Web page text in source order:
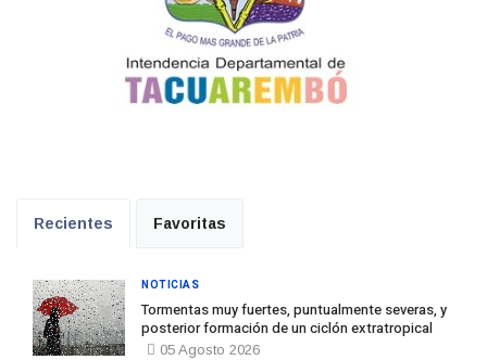
Recientes Favoritas
Tormentas muy fuertes, puntualmente severas, y
posterior formación de un ciclón extratropical
05 Agosto 2026
NOTICIAS